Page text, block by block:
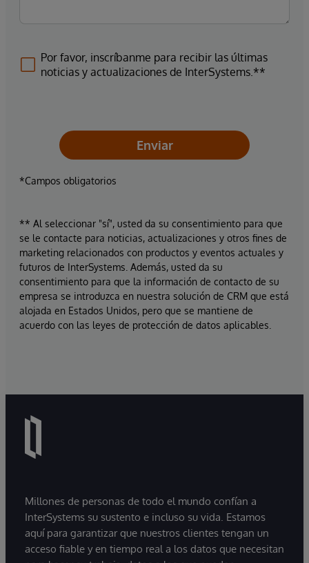
Por favor, inscríbanme para recibir las últimas
noticias y actualizaciones de InterSystems.**
Enviar
*Campos obligatorios
** Al seleccionar "sí", usted da su consentimiento para que
se le contacte para noticias, actualizaciones y otros fines de
marketing relacionados con productos y eventos actuales y
futuros de InterSystems. Además, usted da su
consentimiento para que la información de contacto de su
empresa se introduzca en nuestra solución de CRM que está
alojada en Estados Unidos, pero que se mantiene de
acuerdo con las leyes de protección de datos aplicables.
Millones de personas de todo el mundo confían a
InterSystems su sustento e incluso su vida. Estamos
aquí para garantizar que nuestros clientes tengan un
acceso fiable y en tiempo real a los datos que necesitan